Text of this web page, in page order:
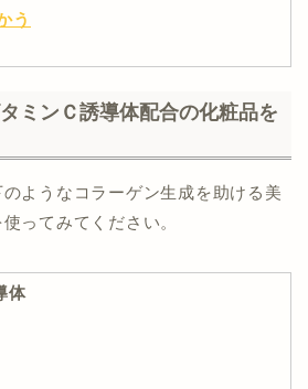
う
ミンＣ誘導体配合の化粧品を
ようなコラーゲン生成を助ける美
ってみてください。
体